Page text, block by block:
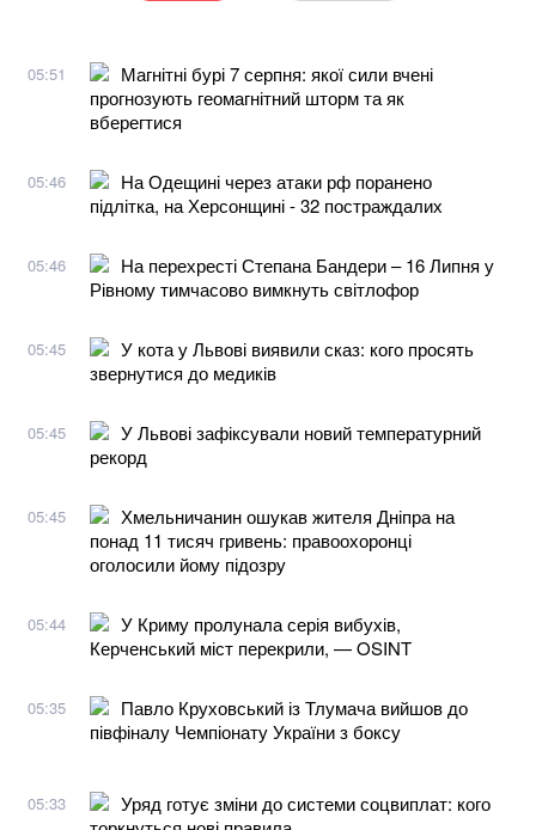
05:51
Магнітні бурі 7 серпня: якої сили вчені
прогнозують геомагнітний шторм та як
вберегтися
05:46
На Одещині через атаки рф поранено
підлітка, на Херсонщині - 32 постраждалих
05:46
На перехресті Степана Бандери – 16 Липня у
Рівному тимчасово вимкнуть світлофор
05:45
У кота у Львові виявили сказ: кого просять
звернутися до медиків
05:45
У Львові зафіксували новий температурний
рекорд
05:45
Хмельничанин ошукав жителя Дніпра на
понад 11 тисяч гривень: правоохоронці
оголосили йому підозру
05:44
У Криму пролунала серія вибухів,
Керченський міст перекрили, — OSINT
05:35
Павло Круховський із Тлумача вийшов до
півфіналу Чемпіонату України з боксу
05:33
Уряд готує зміни до системи соцвиплат: кого